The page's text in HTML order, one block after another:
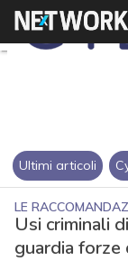
Ultimi articoli
LE
Usi criminali
guardia forze